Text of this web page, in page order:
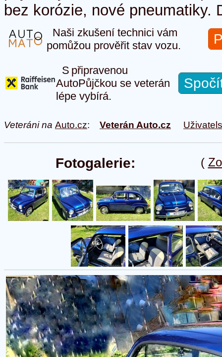
bez korózie, nové pneumatiky.
Naši zkušení technici vám
pomůžou prověřit stav vozu.
S připravenou
AutoPůjčkou se veterán
lépe vybírá.
Veteráni na Auto.cz: Veterán Auto.cz
(
Fotogalerie: